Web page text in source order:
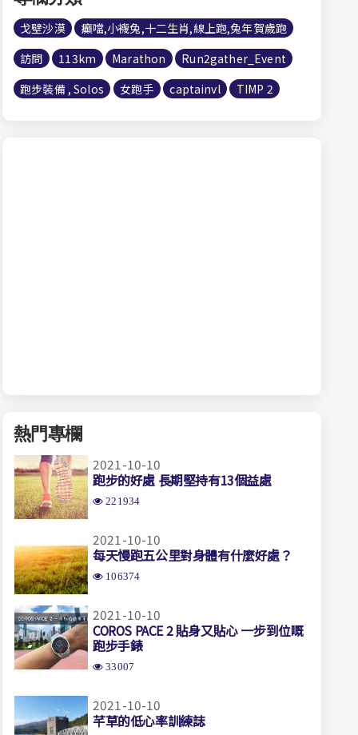
戈壁沙漠
癲噹,小襪兔,十二生肖,線上跑,兔年賀歲跑
訪問
113km Marathon
Run2gather_Event
跑步裝備 , Solos
女跑手 captainvl TIMP 2
熱門專欄
2021-10-10
跑步的好處 長期堅持有13個益處
221934
2021-10-10
每天慢跑五公里對身體有什麼好處？
106374
2021-10-10
COROS PACE 2 貼身又貼心 一步到位嘅
跑步手錶
33007
2021-10-10
芊草的低心率訓練誌